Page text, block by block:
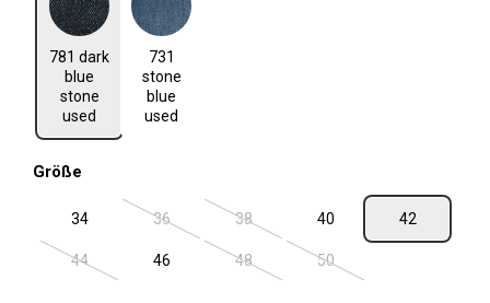
781 dark
blue
stone
used
dark blue stone used
731
stone
blue
used
731 stone blue used
Größe
34 36(Diese Option ist zurzeit nicht verfügbar.)
38(Diese Option ist zurzeit nicht
40 42
44(Diese Option ist zurzeit nicht verfügbar.)
46 48(Diese Option ist zurzeit nicht
50(Diese Option ist zurzeit